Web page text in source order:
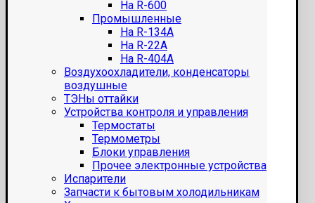
На R-600
Промышленные
На R-134A
На R-22A
На R-404A
Воздухоохладители, конденсаторы
воздушные
ТЭНы оттайки
Устройства контроля и управления
Термостаты
Термометры
Блоки управления
Прочее электронные устройства
Испарители
Запчасти к бытовым холодильникам